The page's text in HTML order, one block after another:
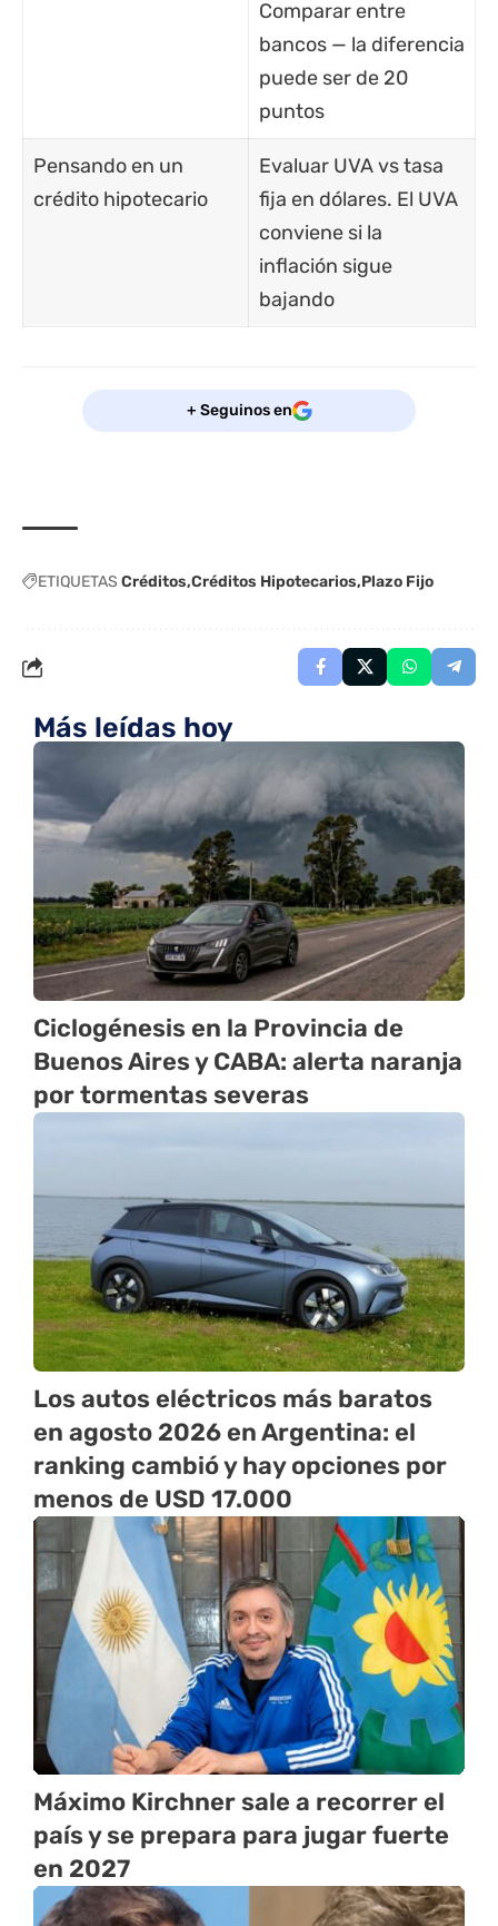
Comparar entre
bancos — la diferencia
puede ser de 20
puntos
Pensando en un
crédito hipotecario
Evaluar UVA vs tasa
fija en dólares. El UVA
conviene si la
inflación sigue
bajando
+ Seguinos en
ETIQUETAS Créditos Créditos Hipotecarios Plazo Fijo
Más leídas hoy
Ciclogénesis en la Provincia de
Buenos Aires y CABA: alerta naranja
por tormentas severas
Los autos eléctricos más baratos
en agosto 2026 en Argentina: el
ranking cambió y hay opciones por
menos de USD 17.000
Máximo Kirchner sale a recorrer el
país y se prepara para jugar fuerte
en 2027